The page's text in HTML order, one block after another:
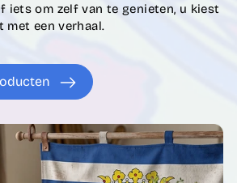
iets om zelf van te genieten, u kiest
een verhaal.